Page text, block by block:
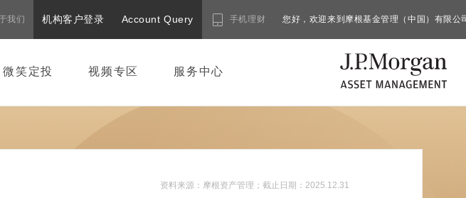
我们 机构客户登录 Account Query 手机理财 您好，欢迎来到摩根基金管理（中国）有限公
微笑定投 视频专区 服务中心
资料来源： 摩根资产管理 ；截止日期： 2025.12.31